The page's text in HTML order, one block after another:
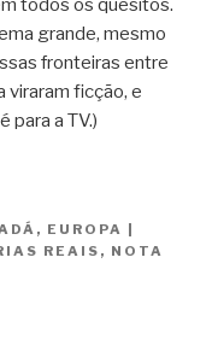
todos os quesitos.
grande, mesmo
fronteiras entre
viraram ficção, e
para a TV.)
, EUROPA |
REAIS , NOTA